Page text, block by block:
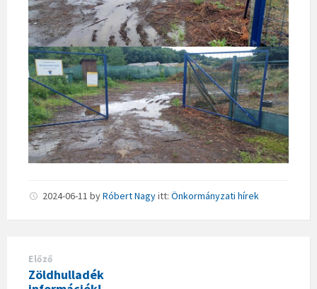
2024-06-11 byRóbert Nagyitt: Önkormányzati hírek
Előző
Zöldhulladék